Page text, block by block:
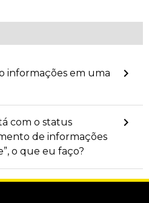
informações em uma
keyboard_arrow_right
com o status
de informações
o que eu faço?
keyboard_arrow_right